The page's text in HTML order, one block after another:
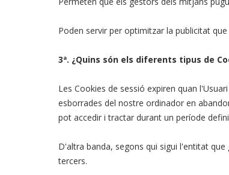
Poden servir per optimitzar la publicitat
3ª. ¿Quins són els diferents tipus de
Les Cookies de sessió expiren quan
esborrades del nostre ordinador en
pot accedir i tractar durant un període
D'altra banda, segons qui sigui l'entitat
tercers.